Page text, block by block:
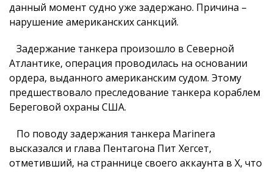
данный момент судно уже задержано. Причина –
нарушение американских санкций.
Задержание танкера произошло в Северной
Атлантике, операция проводилась на основании
ордера, выданного американским судом. Этому
предшествовало преследование танкера кораблем
Береговой охраны США.
По поводу задержания танкера Marinera
высказался и глава Пентагона Пит Хегсет,
отметивший, на страннице своего аккаунта в X, что